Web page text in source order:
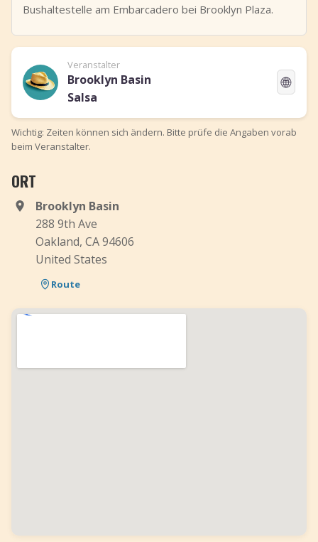
Bushaltestelle am Embarcadero bei Brooklyn Plaza.
Veranstalter
Brooklyn Basin
Salsa
🌐
Wichtig: Zeiten können sich ändern. Bitte prüfe die Angaben vorab
beim Veranstalter.
ORT
Brooklyn Basin
288 9th Ave
Oakland, CA 94606
United States
Route